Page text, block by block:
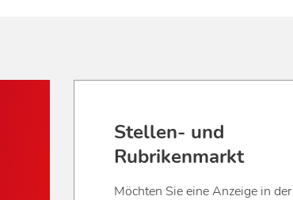
Stellen- und
Rubrikenmarkt
Möchten Sie eine Anzeige in der